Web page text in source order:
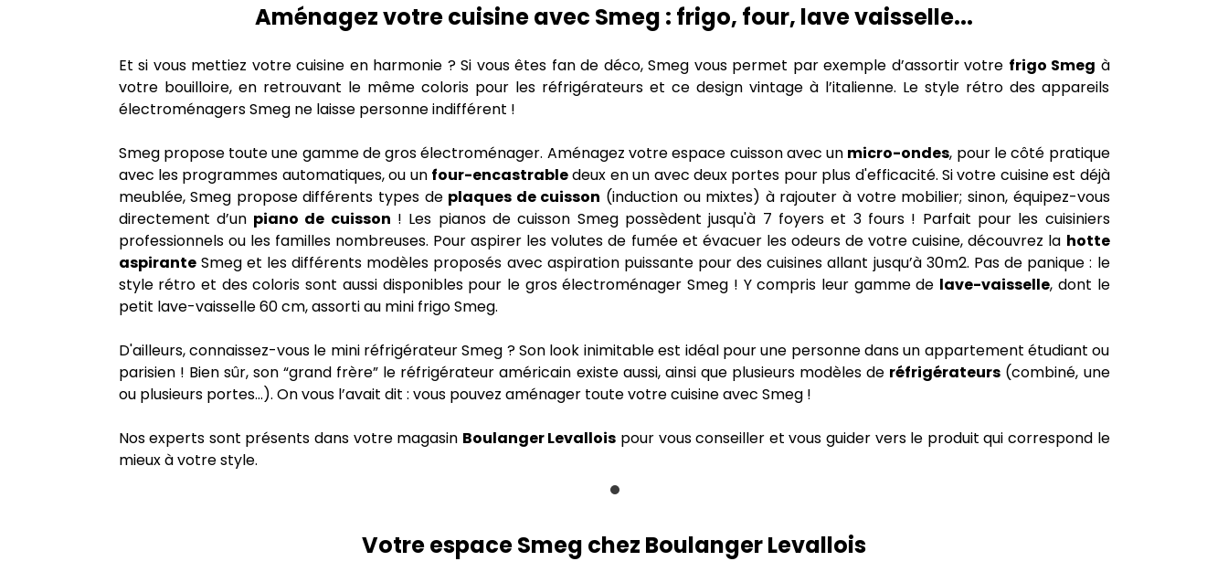
Aménagez votre cuisine avec Smeg : frigo, four, lave vaisselle...
Et si vous mettiez votre cuisine en harmonie ? Si vous êtes fan de déco, Smeg vous permet par exemple d’assortir votre frigo Smeg à
votre bouilloire, en retrouvant le même coloris pour les réfrigérateurs et ce design vintage à l’italienne. Le style rétro des appareils
électroménagers Smeg ne laisse personne indifférent !
Smeg propose toute une gamme de gros électroménager. Aménagez votre espace cuisson avec un micro-ondes, pour le côté pratique
avec les programmes automatiques, ou un four-encastrabledeux en un avec deux portes pour plus d'efficacité. Si votre cuisine est déjà
meublée, Smeg propose différents types de plaques de cuisson (induction ou mixtes) à rajouter à votre mobilier; sinon, équipez-vous
directement d’un piano de cuisson ! Les pianos de cuisson Smeg possèdent jusqu'à 7 foyers et 3 fours ! Parfait pour les cuisiniers
professionnels ou les familles nombreuses. Pour aspirer les volutes de fumée et évacuer les odeurs de votre cuisine, découvrez la hotte
aspiranteSmeg et les différents modèles proposés avec aspiration puissante pour des cuisines allant jusqu’à 30m2. Pas de panique : le
style rétro et des coloris sont aussi disponibles pour le gros électroménager Smeg ! Y compris leur gamme de lave-vaisselle, dont le
petit lave-vaisselle 60 cm, assorti au mini frigo Smeg.
D'ailleurs, connaissez-vous le mini réfrigérateur Smeg ? Son look inimitable est idéal pour une personne dans un appartement étudiant ou
parisien ! Bien sûr, son “grand frère” le réfrigérateur américain existe aussi, ainsi que plusieurs modèles de réfrigérateurs (combiné, une
ou plusieurs portes…). On vous l’avait dit : vous pouvez aménager toute votre cuisine avec Smeg !
Nos experts sont présents dans votre magasin Boulanger Levallois pour vous conseiller et vous guider vers le produit qui correspond le
mieux à votre style.
Votre espace Smeg chez Boulanger Levallois